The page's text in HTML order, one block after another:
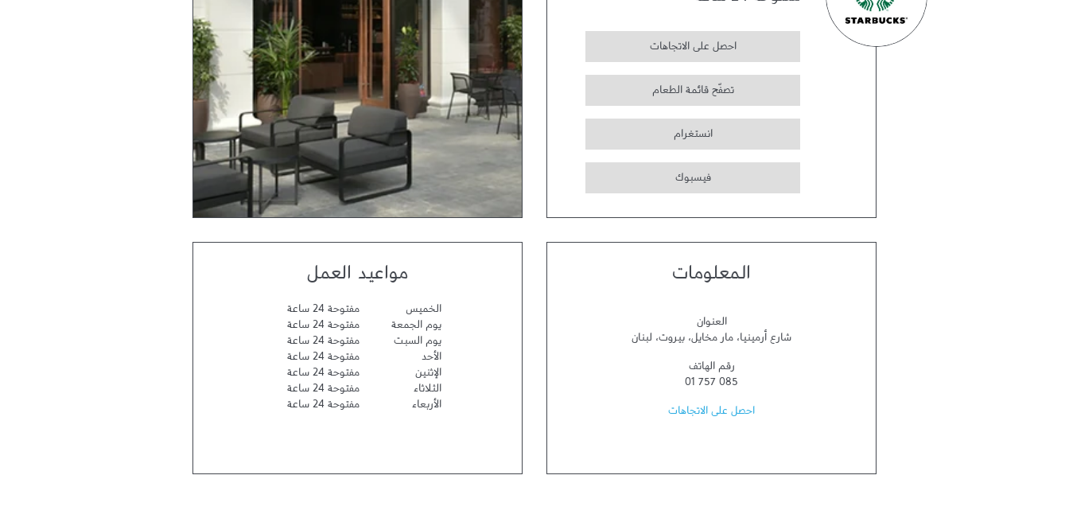
احصل على الاتجاهات
تصفّح قائمة الطعام
انستغرام
فيسبوك
المعلومات
العنوان
شارع أرمينيا، مار مخايل، بيروت، لبنان
رقم الهاتف
01 757 085
احصل على الاتجاهات
مواعيد العمل
الخميس
مفتوحة 24 ساعة
يوم الجمعة
مفتوحة 24 ساعة
يوم السبت
مفتوحة 24 ساعة
الأحد
مفتوحة 24 ساعة
الإثنين
مفتوحة 24 ساعة
الثلاثاء
مفتوحة 24 ساعة
الأربعاء
مفتوحة 24 ساعة